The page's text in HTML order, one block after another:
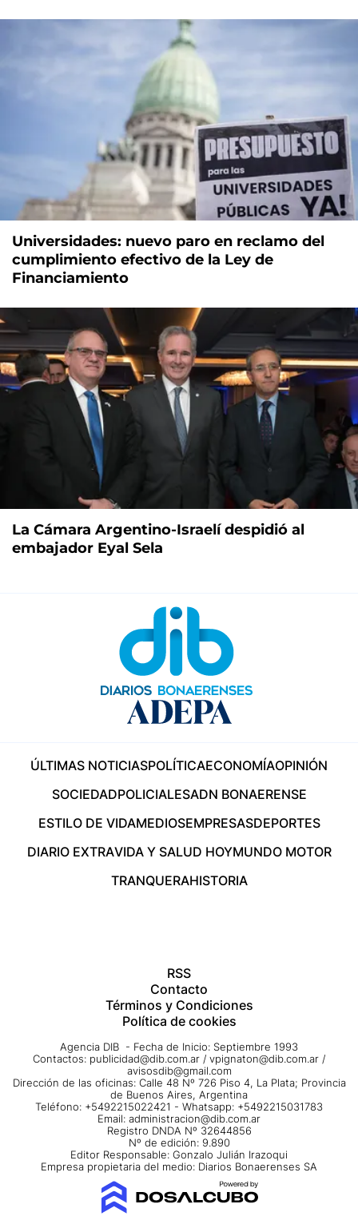
Universidades: nuevo paro en reclamo del
cumplimiento efectivo de la Ley de
Financiamiento
La Cámara Argentino-Israelí despidió al
embajador Eyal Sela
ÚLTIMAS NOTICIASPOLÍTICAECONOMÍAOPINIÓN
SOCIEDADPOLICIALESADN BONAERENSE
ESTILO DE VIDAMEDIOSEMPRESASDEPORTES
DIARIO EXTRAVIDA Y SALUD HOYMUNDO MOTOR
TRANQUERAHISTORIA
RSS
Contacto
Términos y Condiciones
Política de cookies
Agencia DIB - Fecha de Inicio: Septiembre 1993
Contactos: publicidad@dib.com.ar / vpignaton@dib.com.ar /
avisosdib@gmail.com
Dirección de las oficinas: Calle 48 Nº 726 Piso 4, La Plata; Provincia
de Buenos Aires, Argentina
Teléfono: +5492215022421 - Whatsapp: +5492215031783
Email: administracion@dib.com.ar
Registro DNDA Nº 32644856
Nº de edición: 9.890
Editor Responsable: Gonzalo Julián Irazoqui
Empresa propietaria del medio: Diarios Bonaerenses SA